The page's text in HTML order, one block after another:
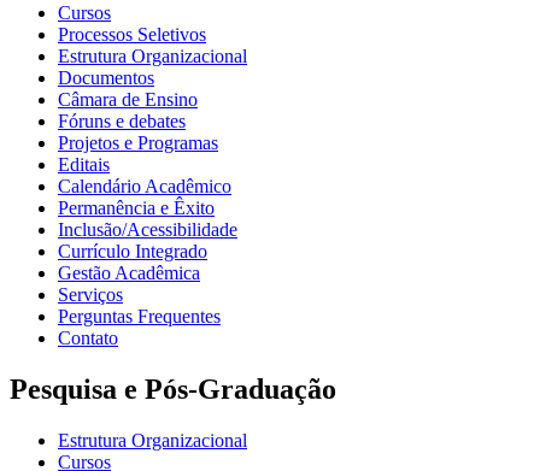
Cursos
Processos Seletivos
Estrutura Organizacional
Documentos
Câmara de Ensino
Fóruns e debates
Projetos e Programas
Editais
Calendário Acadêmico
Permanência e Êxito
Inclusão/Acessibilidade
Currículo Integrado
Gestão Acadêmica
Serviços
Perguntas Frequentes
Contato
Pesquisa e Pós-Graduação
Estrutura Organizacional
Cursos